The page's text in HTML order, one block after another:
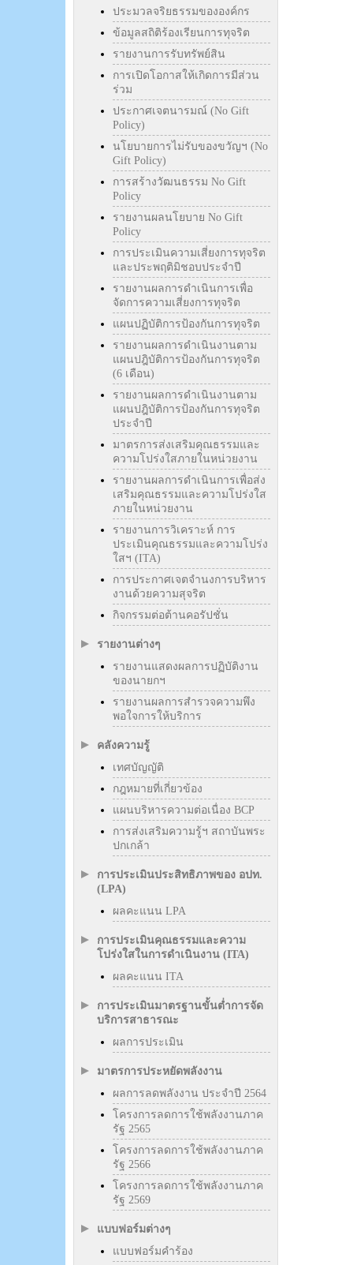
ประมวลจริยธรรมขององค์กร
ข้อมูลสถิติร้องเรียนการทุจริต
รายงานการรับทรัพย์สิน
การเปิดโอกาสให้เกิดการมีส่วน
ร่วม
ประกาศเจตนารมณ์ (No Gift
Policy)
นโยบายการไม่รับของขวัญฯ (No
Gift Policy)
การสร้างวัฒนธรรม No Gift
Policy
รายงานผลนโยบาย No Gift
Policy
การประเมินความเสี่ยงการทุจริต
และประพฤติมิชอบประจำปี
รายงานผลการดำเนินการเพื่อ
จัดการความเสี่ยงการทุจริต
แผนปฏิบัติการป้องกันการทุจริต
รายงานผลการดำเนินงานตาม
แผนปฎิบัติการป้องกันการทุจริต
(6 เดือน)
รายงานผลการดำเนินงานตาม
แผนปฎิบัติการป้องกันการทุจริต
ประจำปี
มาตรการส่งเสริมคุณธรรมและ
ความโปร่งใสภายในหน่วยงาน
รายงานผลการดำเนินการเพื่อส่ง
เสริมคุณธรรมและความโปร่งใส
ภายในหน่วยงาน
รายงานการวิเคราะห์ การ
ประเมินคุณธรรมและความโปร่ง
ใสฯ (ITA)
การประกาศเจตจำนงการบริหาร
งานด้วยความสุจริต
กิจกรรมต่อต้านคอรัปชั่น
รายงานต่างๆ
รายงานแสดงผลการปฏิบัติงาน
ของนายกฯ
รายงานผลการสำรวจความพึง
พอใจการให้บริการ
คลังความรู้
เทศบัญญัติ
กฎหมายที่เกี่ยวข้อง
แผนบริหารความต่อเนื่อง BCP
การส่งเสริมความรู้ฯ สถาบันพระ
ปกเกล้า
การประเมินประสิทธิภาพของ อปท.
(LPA)
ผลคะแนน LPA
การประเมินคุณธรรมและความ
โปร่งใสในการดำเนินงาน (ITA)
ผลคะแนน ITA
การประเมินมาตรฐานขั้นต่ำการจัด
บริการสาธารณะ
ผลการประเมิน
มาตรการประหยัดพลังงาน
ผลการลดพลังงาน ประจำปี 2564
โครงการลดการใช้พลังงานภาค
รัฐ 2565
โครงการลดการใช้พลังงานภาค
รัฐ 2566
โครงการลดการใช้พลังงานภาค
รัฐ 2569
แบบฟอร์มต่างๆ
แบบฟอร์มคำร้อง